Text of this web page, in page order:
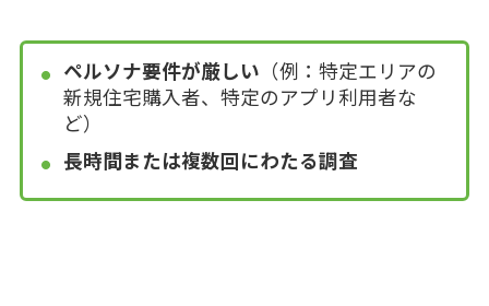
ペルソナ要件が厳しい （例：特定エリアの
新規住宅購入者、特定のアプリ利用者な
ど）
長時間または複数回にわたる調査